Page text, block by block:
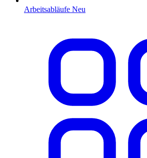
Arbeitsabläufe Neu